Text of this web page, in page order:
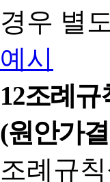
경우 별
예시
12조례규
(원안가
조례규